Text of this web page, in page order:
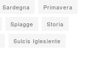
Primavera
Spiagge Storia
Sulcis Iglesiente